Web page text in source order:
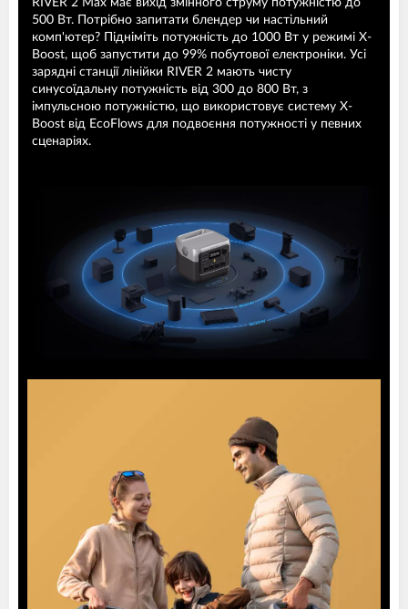
500 Вт. Потрібно запитати блендер чи настільний
комп'ютер? Підніміть потужність до 1000 Вт у режимі X-
Boost, щоб запустити до 99% побутової електроніки. Усі
зарядні станції лінійки RIVER 2 мають чисту
синусоїдальну потужність від 300 до 800 Вт, з
імпульсною потужністю, що використовує систему X-
Boost від EcoFlows для подвоєння потужності у певних
сценаріях.